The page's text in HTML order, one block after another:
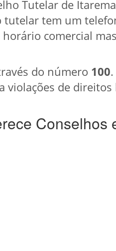
Tutelar de
tutelar tem um
comercial
do número 100
violações de
Conselhos